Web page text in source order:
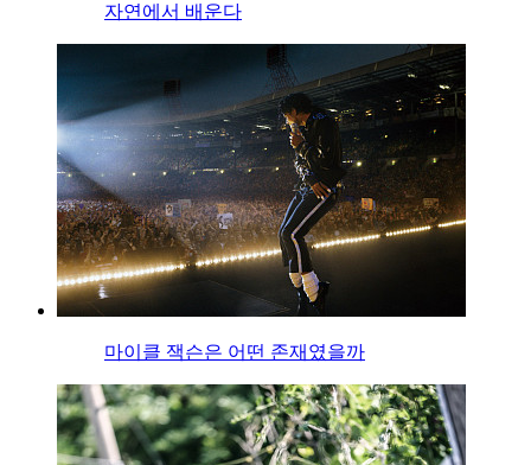
자연에서 배운다
마이클 잭슨은 어떤 존재였을까